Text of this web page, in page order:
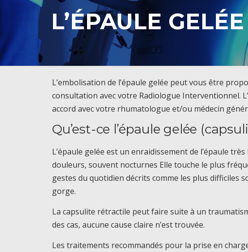
L’ÉPAULE GELÉE
L’embolisation de l’épaule gelée peut vous être
consultation avec votre Radiologue Interventionnel.
accord avec votre rhumatologue et/ou médecin
Qu’est-ce l’épaule gelée
L’épaule gelée est un enraidissement de l’épaule
douleurs, souvent nocturnes Elle touche le plus
gestes du quotidien décrits comme les plus difficiles
gorge.
La capsulite rétractile peut faire suite à un
des cas, aucune cause claire n’est trouvée.
Les traitements recommandés pour la prise en